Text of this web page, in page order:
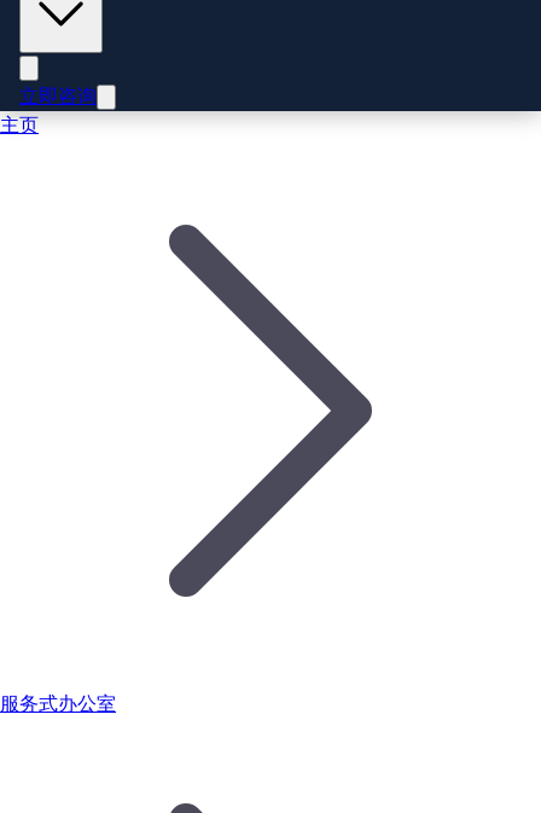
立即咨询
主页
服务式办公室